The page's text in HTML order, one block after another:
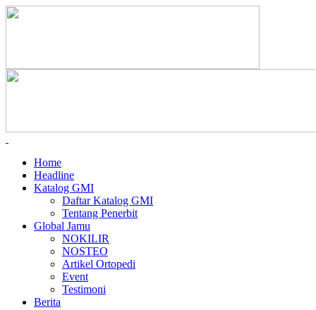
Home
Headline
Katalog GMI
Daftar Katalog GMI
Tentang Penerbit
Global Jamu
NOKILIR
NOSTEO
Artikel Ortopedi
Event
Testimoni
Berita